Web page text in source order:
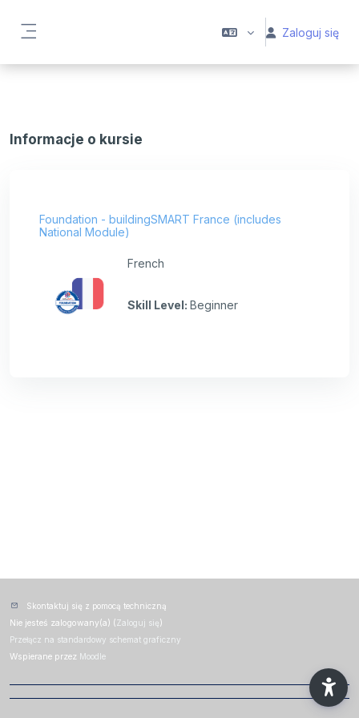
Zaloguj się
Informacje o kursie
Foundation - buildingSMART France (includes
National Module)
French
Skill Level: Beginner
Skontaktuj się z pomocą techniczną
Nie jesteś zalogowany(a) (Zaloguj się)
Przełącz na standardowy schemat graficzny
Wspierane przez Moodle